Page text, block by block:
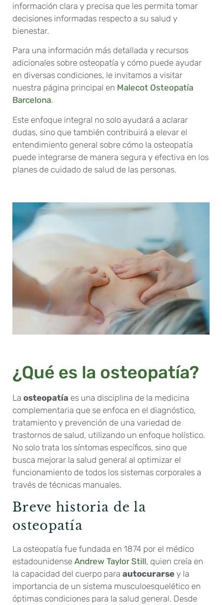
información clara y precisa que les permita tomar
decisiones informadas respecto a su salud y
bienestar.
Para una información más detallada y recursos
adicionales sobre osteopatía y cómo puede ayudar
en diversas condiciones, le invitamos a visitar
nuestra página principal en Malecot Osteopatía
Barcelona.
Este enfoque integral no solo ayudará a aclarar
dudas, sino que también contribuirá a elevar el
entendimiento general sobre cómo la osteopatía
puede integrarse de manera segura y efectiva en los
planes de cuidado de salud de las personas.
¿Qué es la osteopatía?
La osteopatía es una disciplina de la medicina
complementaria que se enfoca en el diagnóstico,
tratamiento y prevención de una variedad de
trastornos de salud, utilizando un enfoque holístico.
No solo trata los síntomas específicos, sino que
busca mejorar la salud general al optimizar el
funcionamiento de todos los sistemas corporales a
través de técnicas manuales.
Breve historia de la
osteopatía
La osteopatía fue fundada en 1874 por el médico
estadounidense Andrew Taylor Still, quien creía en
la capacidad del cuerpo para autocurarse y la
importancia de un sistema musculoesquelético en
óptimas condiciones para la salud general. Desde